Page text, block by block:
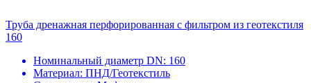
Труба дренажная перфорированная с фильтром из геотекстиля
160
Номинальный диаметр DN: 160
Материал: ПНД/Геотекстиль